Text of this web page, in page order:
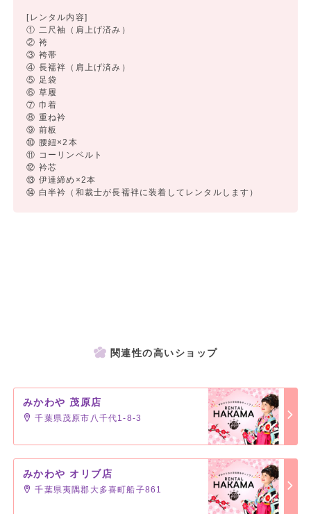
[レンタル内容]
① 二尺袖（肩上げ済み）
② 袴
③ 袴帯
④ 長襦袢（肩上げ済み）
⑤ 足袋
⑥ 草履
⑦ 巾着
⑧ 重ね衿
⑨ 前板
⑩ 腰紐×2本
⑪ コーリンベルト
⑫ 衿芯
⑬ 伊達締め×2本
⑭ 白半衿（和裁士が長襦袢に装着してレンタルします）
関連性の高いショップ
みかわや 茂原店
千葉県茂原市八千代1-8-3
みかわや オリブ店
千葉県夷隅郡大多喜町船子861